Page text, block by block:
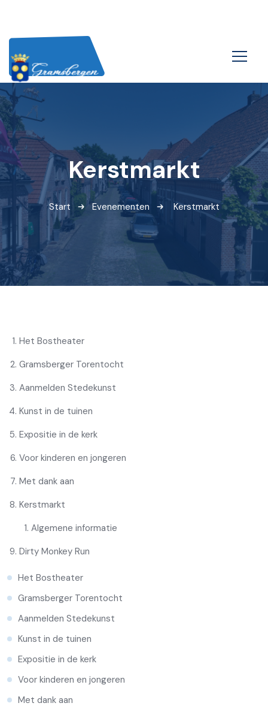
Kerstmarkt
Start Evenementen Kerstmarkt
Het Bostheater
Gramsberger Torentocht
Aanmelden Stedekunst
Kunst in de tuinen
Expositie in de kerk
Voor kinderen en jongeren
Met dank aan
Kerstmarkt
Algemene informatie
Dirty Monkey Run
Het Bostheater
Gramsberger Torentocht
Aanmelden Stedekunst
Kunst in de tuinen
Expositie in de kerk
Voor kinderen en jongeren
Met dank aan